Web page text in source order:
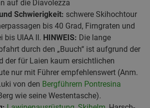
auf die Diavolezza
Schwierigkeit: schwere Skihochtour
bis 40 Grad, Firngraten und
bis UIAA II. HINWEIS: Die lange
durch den „Buuch“ ist aufgrund der
der für Laien kaum ersichtlichen
nur mit Führer empfehlenswert (Anm.
von den Bergführern Pontresina
wie seine Westentasche).